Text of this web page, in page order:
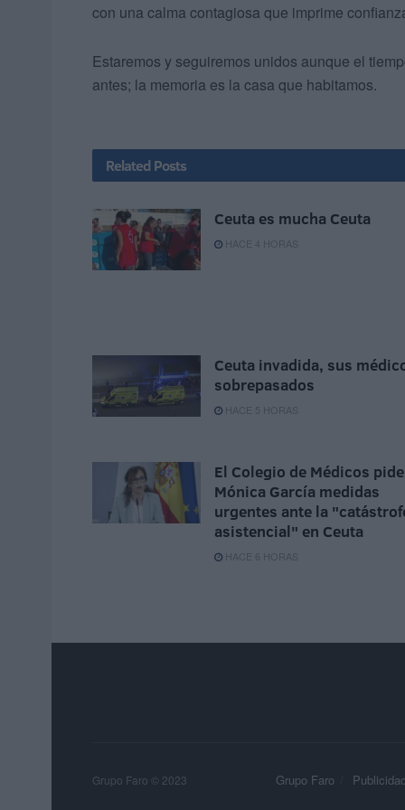
con una calma contagiosa que imprime
Estaremos y seguiremos unidos aunque el
antes; la memoria es la casa que habitamos.
Related Posts
Ceuta es mucha Ceuta
HACE 4 HORAS
Ceuta invadida, sus
sobrepasados
HACE 5 HORAS
El Colegio de Médicos
Mónica García medidas
urgentes ante la
asistencial" en Ceuta
HACE 6 HORAS
Grupo Faro Publicidad
Grupo Faro © 2023